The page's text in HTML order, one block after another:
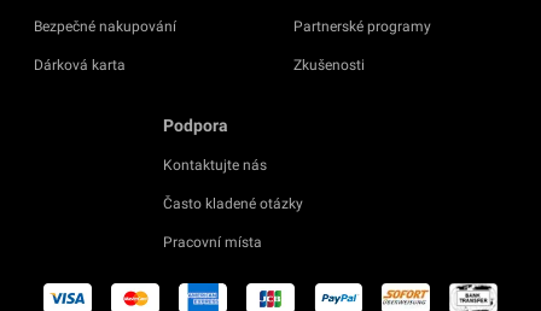
Bezpečné nakupování
Dárková karta
Partnerské programy
Zkušenosti
Podpora
Kontaktujte nás
Často kladené otázky
Pracovní místa